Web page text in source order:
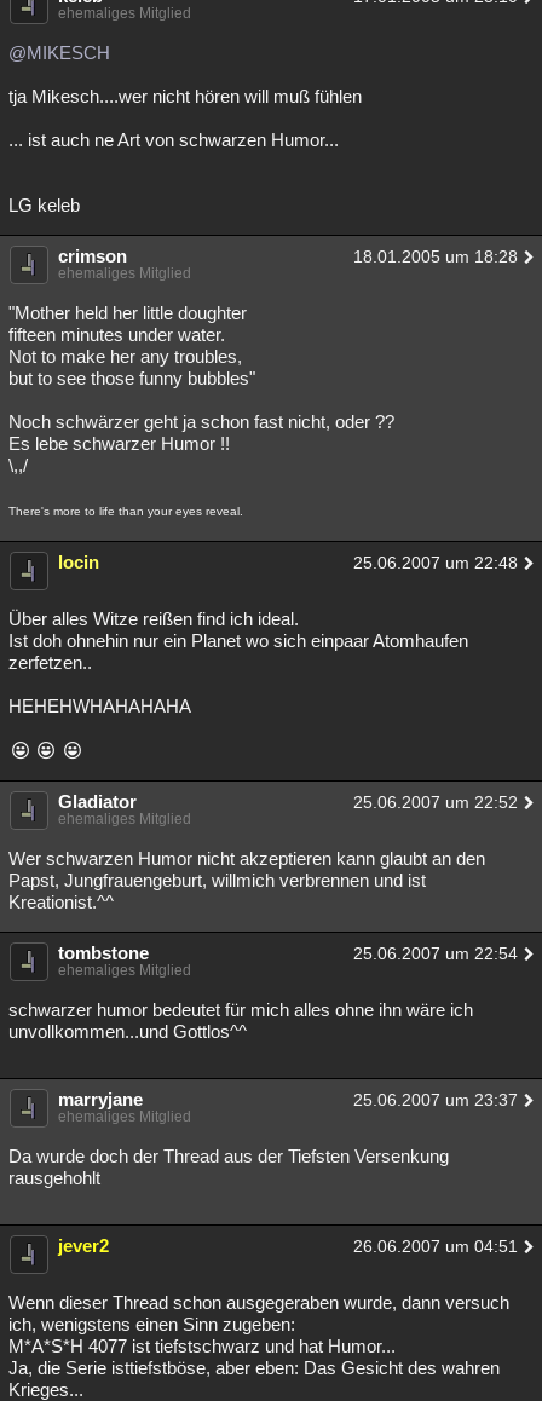
ehemaliges Mitglied
@MIKESCH
tja Mikesch....wer nicht hören will muß fühlen
... ist auch ne Art von schwarzen Humor...
LG keleb
crimson 18.01.2005 um 18:28
ehemaliges Mitglied
"Mother held her little doughter
fifteen minutes under water.
Not to make her any troubles,
but to see those funny bubbles"
Noch schwärzer geht ja schon fast nicht, oder ??
Es lebe schwarzer Humor !!
\,,/
There's more to life than your eyes reveal.
locin 25.06.2007 um 22:48
Über alles Witze reißen find ich ideal.
Ist doh ohnehin nur ein Planet wo sich einpaar Atomhaufen
zerfetzen..
HEHEHWHAHAHAHA
Gladiator 25.06.2007 um 22:52
ehemaliges Mitglied
Wer schwarzen Humor nicht akzeptieren kann glaubt an den
Papst, Jungfrauengeburt, willmich verbrennen und ist
Kreationist.^^
tombstone 25.06.2007 um 22:54
ehemaliges Mitglied
schwarzer humor bedeutet für mich alles ohne ihn wäre ich
unvollkommen...und Gottlos^^
marryjane 25.06.2007 um 23:37
ehemaliges Mitglied
Da wurde doch der Thread aus der Tiefsten Versenkung
rausgehohlt
jever2 26.06.2007 um 04:51
Wenn dieser Thread schon ausgegeraben wurde, dann versuch
ich, wenigstens einen Sinn zugeben:
M*A*S*H 4077 ist tiefstschwarz und hat Humor...
Ja, die Serie isttiefstböse, aber eben: Das Gesicht des wahren
Krieges...